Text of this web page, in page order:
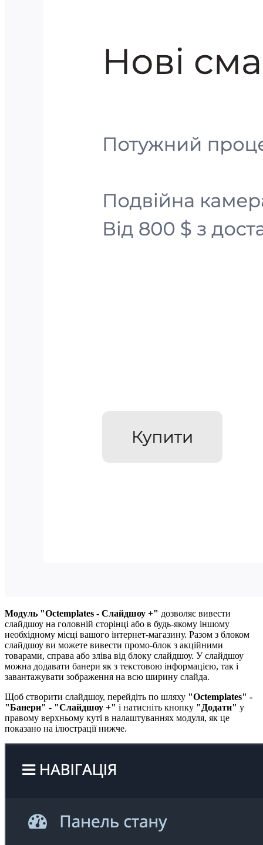
Модуль "Octemplates - Слайдшоу +" дозволяє вивести
слайдшоу на головній сторінці або в будь-якому іншому
необхідному місці вашого інтернет-магазину. Разом з блоком
слайдшоу ви можете вивести промо-блок з акційними
товарами, справа або зліва від блоку слайдшоу. У слайдшоу
можна додавати банери як з текстовою інформацією, так і
завантажувати зображення на всю ширину слайда.
Щоб створити слайдшоу, перейдіть по шляху "Octemplates" -
"Банери" - "Слайдшоу +" і натисніть кнопку "Додати" у
правому верхньому куті в налаштуваннях модуля, як це
показано на ілюстрації нижче.